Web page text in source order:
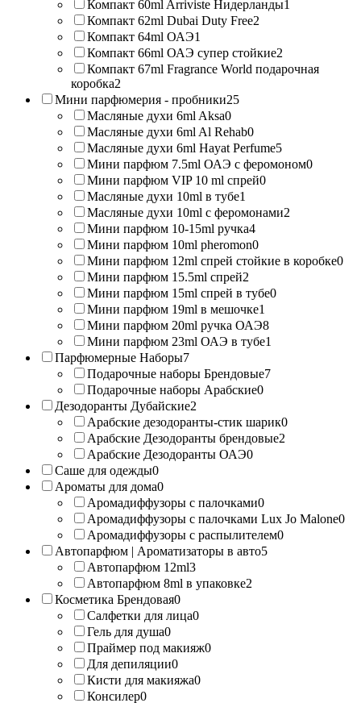
Компакт 60ml Arriviste Нидерланды1
Компакт 62ml Dubai Duty Free2
Компакт 64ml ОАЭ1
Компакт 66ml ОАЭ супер стойкие2
Компакт 67ml Fragrance World подарочная
коробка2
Мини парфюмерия - пробники25
Масляные духи 6ml Aksa0
Масляные духи 6ml Al Rehab0
Масляные духи 6ml Hayat Perfume5
Мини парфюм 7.5ml ОАЭ с феромоном0
Мини парфюм VIP 10 ml спрей0
Масляные духи 10ml в тубе1
Масляные духи 10ml с феромонами2
Мини парфюм 10-15ml ручка4
Мини парфюм 10ml pheromon0
Мини парфюм 12ml спрей стойкие в коробке0
Мини парфюм 15.5ml спрей2
Мини парфюм 15ml спрей в тубе0
Мини парфюм 19ml в мешочке1
Мини парфюм 20ml ручка ОАЭ8
Мини парфюм 23ml ОАЭ в тубе1
Парфюмерные Наборы7
Подарочные наборы Брендовые7
Подарочные наборы Арабские0
Дезодоранты Дубайские2
Арабские дезодоранты-стик шарик0
Арабские Дезодоранты брендовые2
Арабские Дезодоранты ОАЭ0
Саше для одежды0
Ароматы для дома0
Аромадиффузоры с палочками0
Аромадиффузоры с палочками Lux Jo Malone0
Аромадиффузоры с распылителем0
Автопарфюм | Ароматизаторы в авто5
Автопарфюм 12ml3
Автопарфюм 8ml в упаковке2
Косметика Брендовая0
Салфетки для лица0
Гель для душа0
Праймер под макияж0
Для депиляции0
Кисти для макияжа0
Консилер0